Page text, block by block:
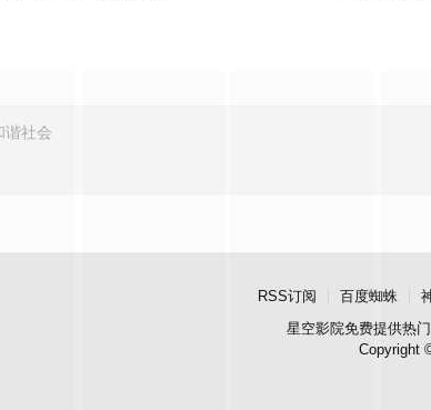
RSS订阅 百度蜘蛛
星空影院免费提供热
Copyright